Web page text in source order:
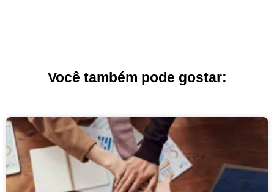
Você também pode gostar: